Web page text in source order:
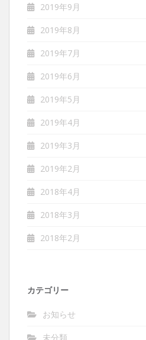
2019年9月
2019年8月
2019年7月
2019年6月
2019年5月
2019年4月
2019年3月
2019年2月
2018年4月
2018年3月
2018年2月
カテゴリー
お知らせ
未分類